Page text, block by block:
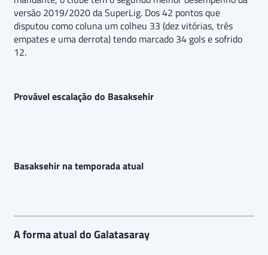
versão 2019/2020 da SuperLig. Dos 42 pontos que
disputou como coluna um colheu 33 (dez vitórias, três
empates e uma derrota) tendo marcado 34 gols e sofrido
12.
Provável escalação do Basaksehir
Basaksehir na temporada atual
A forma atual do Galatasaray